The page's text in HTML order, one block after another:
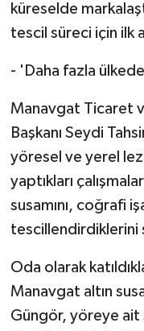
küreselde
tescil süreci için ilk
- 'Daha fazla
Manavgat Ticaret
Başkanı Seydi
yöresel ve yerel
yaptıkları
susamını, coğrafi
tescillendirdiklerini
Oda olarak
Manavgat altın
Güngör, yöreye ait